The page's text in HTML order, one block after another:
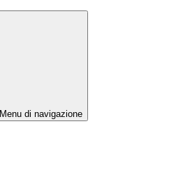
Menu di navigazione